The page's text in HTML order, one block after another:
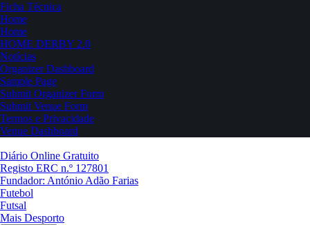
Ficha Técnica
Home
Home
HOME DERBY 2.0
Notícias
Organizer Dashboard
Sample Page
Submit Organizer Form
Submit Venue Form
Termos e Privacidade
Venue Dashboard
Diário Online Gratuito
Registo ERC n.º 127801
Fundador: António Adão Farias
Futebol
Futsal
Mais Desporto